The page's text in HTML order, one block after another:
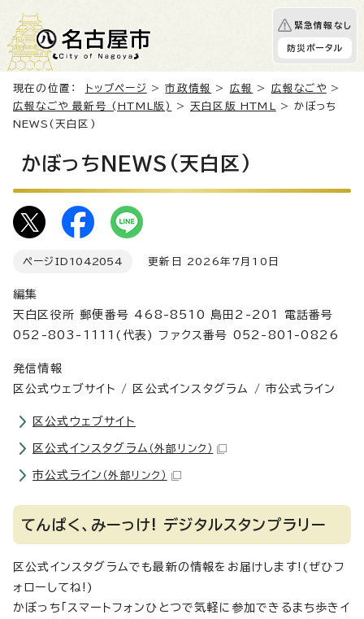
緊急情報なし
防災ポータル
現在の位置： トップページ >市政情報 > 広報 > 広報なごや >
広報なごや 最新号 (HTML版)
>天白区版 HTML
> かぼっち
NEWS(天白区)
かぼっちNEWS(天白区)
ページID 1042054 更新日 2026年7月10日
編集
天白区役所 郵便番号 468-8510 島田2-201 電話番号
052-803-1111(代表) ファクス番号 052-801-0826
発信情報
区公式ウェブサイト / 区公式インスタグラム / 市公式ライン
区公式ウェブサイト
区公式インスタグラム （外部リンク）
市公式ライン （外部リンク）
てんぱく、みーっけ! デジタルスタンプラリー
区公式インスタグラムでも最新の情報をお届けします!(ぜひフ
ォローしてね!)
かぼっち「スマートフォンひとつで気軽に参加できるまち歩きイ